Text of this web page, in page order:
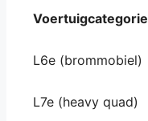
Voertuigcategorie
L6e (brommobiel)
L7e (heavy quad)